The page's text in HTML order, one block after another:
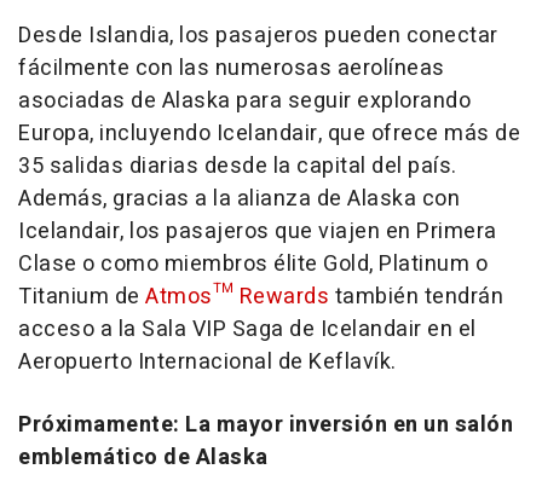
Desde Islandia, los pasajeros pueden conectar
fácilmente con las numerosas aerolíneas
asociadas de Alaska para seguir explorando
Europa, incluyendo Icelandair, que ofrece más de
35 salidas diarias desde la capital del país.
Además, gracias a la alianza de Alaska con
Icelandair, los pasajeros que viajen en Primera
Clase o como miembros élite Gold, Platinum o
Titanium de Atmos™ Rewards también tendrán
acceso a la Sala VIP Saga de Icelandair en el
Aeropuerto Internacional de Keflavík.
Próximamente: La mayor inversión en un salón
emblemático de Alaska